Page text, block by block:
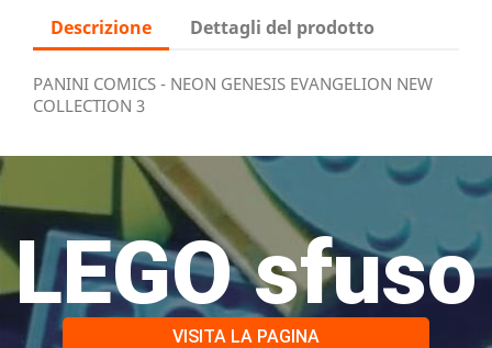
Descrizione Dettagli del prodotto
PANINI COMICS - NEON GENESIS EVANGELION NEW
COLLECTION 3
LEGO sfuso
VISITA LA PAGINA